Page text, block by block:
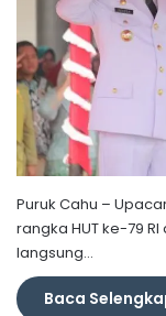
Puruk Cahu –
rangka HUT ke-79
langsung…
Baca